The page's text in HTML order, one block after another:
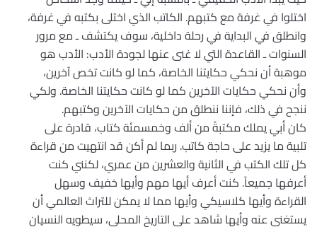
اختلوا في غرفة مع كتبهم. الكاتب الذي اختلى بكتبه في غرفة،
وانطلق في البداية في رحلة داخلية، سوف يكتشف ـ مع مرور
السنوات ـ القاعدة التي لا غنى عنها لجودة الأدب: الأدب هو
موهبة أن نحكي حكايتنا الخاصة، كما لو كانت تخص آخرين،
وأن نحكي حكايات الآخرين كما لو كانت حكايتنا الخاصة. ولكي
ننجح في ذلك، فإننا ننطلق من حكايات الآخرين وكتبهم.
كان أبي يملك مكتبةً من ألف وخمسمئة كتاب، قادرة على
تلبية ما يزيد على حاجة كاتب. ربما لم أكن قد انتهيت من قراءة
كل تلك الكتب في الثانية والعشرين من عمري، لكنني كنت
أعرفها جميعاً. كنت أعرف أيها مهم وأيها خفيف وسهل
القراءة وأيها كلاسيكي وأيها مما لا يمكن للتراث العالمي أن
يستغني عنه وأيها شاهد على التاريخ المحلي، سيطويه النسيان